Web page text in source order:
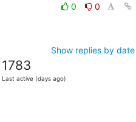
0
0
Show replies by date
1783
Last active (days ago)